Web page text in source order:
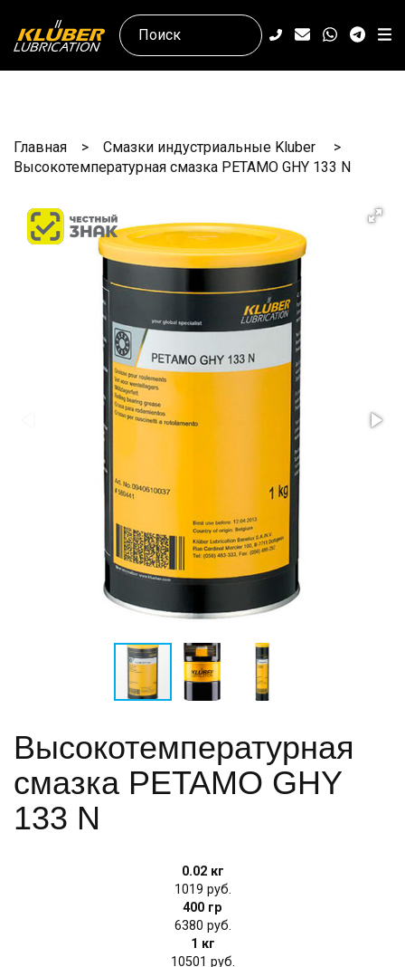
Главная
Смазки индустриальные Kluber
Высокотемпературная смазка PETAMO GHY 133 N
Высокотемпературная
смазка PETAMO GHY
133 N
0.02 кг
1019
400 гр
6380
1 кг
10501